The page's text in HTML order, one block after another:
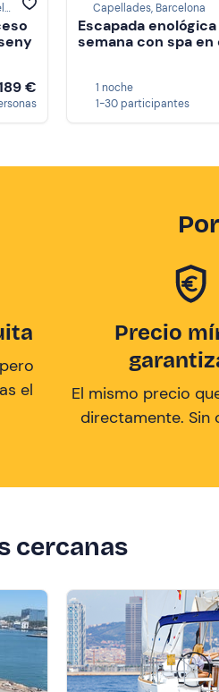
Santa Maria de Palautordera, Barcelona
€
Capellades, Barcelona
Escapada
semana con spa en
1 noche
1-30 participantes
el
Precio
El mismo precio
directamente. Sin
cercanas